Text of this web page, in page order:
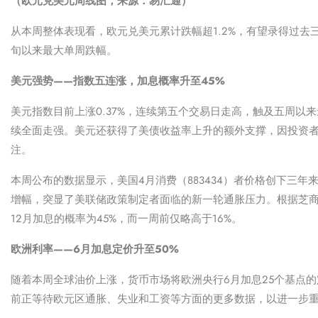
从本周整体表现看，欧元兑美元累计跌幅超1.2%，有望录得过去
旬以来最大单周跌幅。
美元强势——指数五连涨，加息概率升至45%
美元指数目前上涨0.37%，连续第五个交易日走高，触及五周以
续全面走强。美元还获得了美债收益率上升的额外支撑，因投资
注。
本周公布的数据显示，美国4月消费（883434） 者价格创下三年
增幅，突显了美联储政策制定者面临的新一轮通胀压力。根据芝
12月加息的概率为45%，而一周前仅略高于16%。
欧洲利率——6月加息定价升至50%
随着本周全球油价上涨，货币市场将欧洲央行6月加息25个基点
前正等待欧元区通胀、失业和工资等方面的更多数据，以进一步